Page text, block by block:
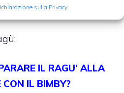
sulla Privacy
noce moscata.
IL RAGU’ ALLA
CON IL BIMBY?